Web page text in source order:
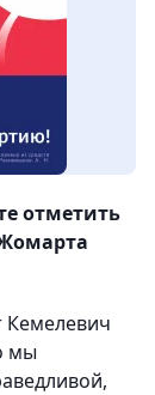
отметить
Кемелевич
мы